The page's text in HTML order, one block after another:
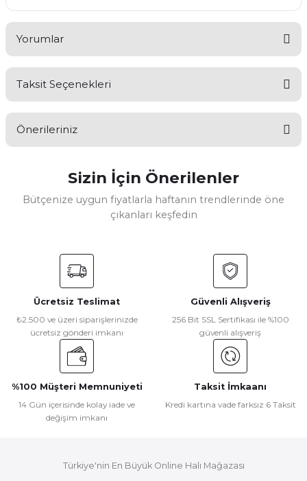
Yorumlar
Yorum Yaz
Taksit Seçenekleri
Önerileriniz
Bu ürünün fiyat bilgisi, resim, ürün açıklamalarında ve diğer
konularda yetersiz gördüğünüz noktaları öneri formunu
kullanarak tarafımıza iletebilirsiniz.
Görüş ve önerileriniz için teşekkür ederiz.
Ürün açıklamasında eksik bilgiler bulunuyor.
Ürün bilgilerinde hatalar bulunuyor.
Bu ürüne benzer farklı alternatifler olmalı.
Sizin İçin Önerilenler
Bütçenize uygun fiyatlarla haftanın trendlerinde öne
çıkanları keşfedin
Seyran Halı Asya 522 Gri Akrilik Dokuma Taban Saçaklı Modern Şık
₺ 2.615
₺ 2.354
Ücretsiz Teslimat
₺2.500 ve üzeri siparişlerinizde
ücretsiz gönderi imkanı
Güvenli Alışveriş
256 Bit SSL Sertifikası ile %100
güvenli alışveriş
%100 Müşteri Memnuniyeti
14 Gün içerisinde kolay iade ve
değişim imkanı
Taksit İmkaanı
Kredi kartına vade farksız 6 Taksit
Türkiye'nin En Büyük Online Halı Mağazası